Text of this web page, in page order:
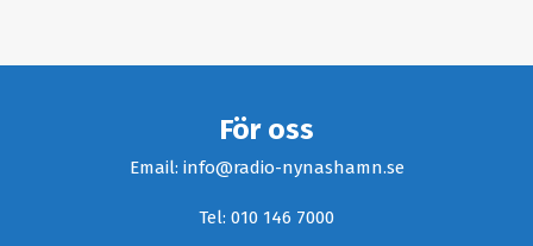
För oss
Email: info@radio-nynashamn.se
Tel: 010 146 7000